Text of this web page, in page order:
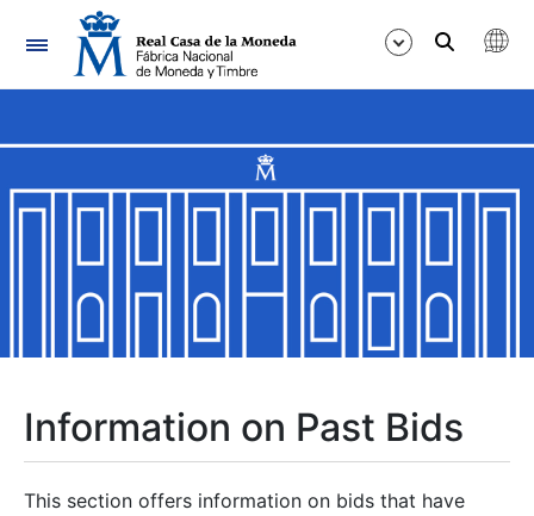
Navigation
Show/Hide
Show/Hide
Show/Hide
Information on Past Bids
This section offers information on bids that have